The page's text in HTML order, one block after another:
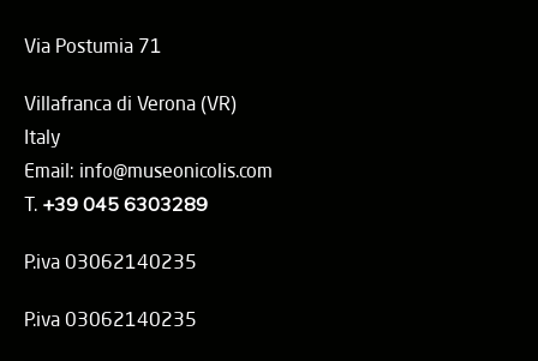
Via Postumia 71
Villafranca di Verona (VR)
Italy
Email: info@museonicolis.com
T. +39 045 6303289
P.iva 03062140235
P.iva 03062140235